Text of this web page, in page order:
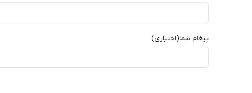
پیغام شما(اختیاری)